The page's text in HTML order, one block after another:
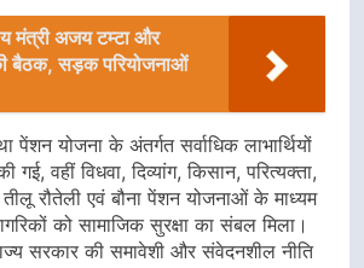
मंत्री अजय टम्टा और
बैठक, सड़क परियोजनाओं
पेंशन योजना के अंतर्गत सर्वाधिक लाभार्थियों
गई, वहीं विधवा, दिव्यांग, किसान, परित्यक्ता,
रौतेली एवं बौना पेंशन योजनाओं के माध्यम
को सामाजिक सुरक्षा का संबल मिला।
सरकार की समावेशी और संवेदनशील नीति